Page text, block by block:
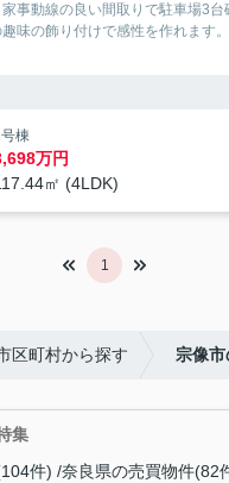
事動線の良い間取りで駐車場3台
味の飾り付けで感性を作れます
棟
万円
㎡ (4LDK)
1
区町村から探す 宗像
集
件) 奈良県の売買物件(82